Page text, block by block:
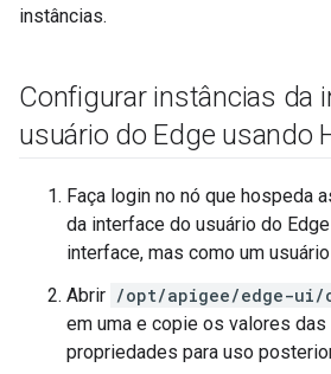
instâncias.
Configurar instâncias da
usuário do Edge usando
Faça login no nó que hospeda
da interface do usuário do
interface, mas como um
Abrir /opt/apigee/edge-ui/
em uma e copie os valores
propriedades para uso